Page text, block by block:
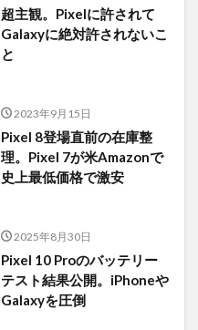
超主観。Pixelに許されて
Galaxyに絶対許されないこ
と
2023年9月15日
Pixel 8登場直前の在庫整
理。Pixel 7が米Amazonで
史上最低価格で激安
2025年8月30日
Pixel 10 Proのバッテリー
テスト結果公開。iPhoneや
Galaxyを圧倒